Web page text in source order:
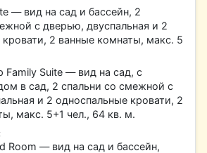
— вид на сад и бассейн, 2
с дверью, двуспальная и 2
2 ванные комнаты, макс. 5
Family Suite — вид на сад, с
в сад, 2 спальни со смежной с
и 2 односпальные кровати, 2
макс. 5+1 чел., 64 кв. м.
Room — вид на сад и бассейн,